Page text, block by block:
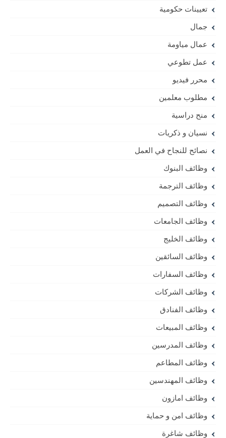
تعيينات حكومية
جمال
عمال مياومة
عمل تطوعي
محرر فيديو
مطلوب معلمين
منح دراسية
نسيان و ذكريات
نصائح للنجاح في العمل
وظائف البنوك
وظائف الترجمة
وظائف التصميم
وظائف الجامعات
وظائف الخليج
وظائف السائقين
وظائف السفارات
وظائف الشركات
وظائف الفنادق
وظائف المبيعات
وظائف المدرسين
وظائف المطاعم
وظائف المهندسين
وظائف امازون
وظائف امن و حماية
وظائف شاغرة